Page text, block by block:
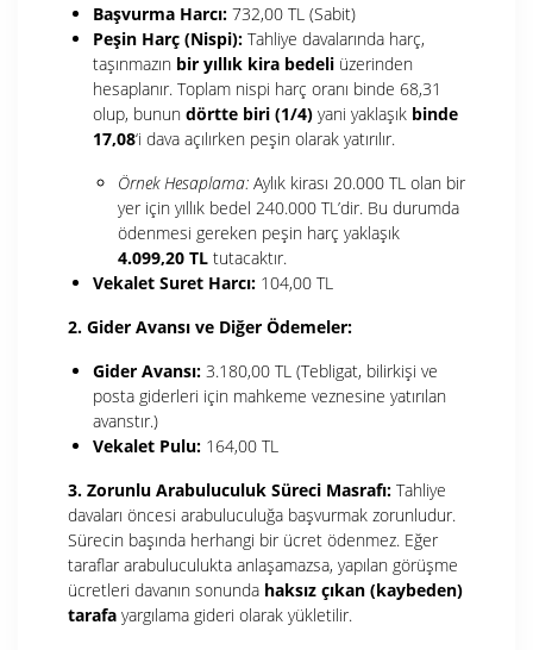
Başvurma Harcı: 732,00 TL (Sabit)
Peşin Harç (Nispi): Tahliye davalarında harç,
taşınmazın bir yıllık kira bedeli üzerinden
hesaplanır. Toplam nispi harç oranı binde 68,31
olup, bunun dörtte biri (1/4) yani yaklaşık binde
17,08‘i dava açılırken peşin olarak yatırılır.
Örnek Hesaplama: Aylık kirası 20.000 TL olan bir
yer için yıllık bedel 240.000 TL’dir. Bu durumda
ödenmesi gereken peşin harç yaklaşık
4.099,20 TL tutacaktır.
Vekalet Suret Harcı: 104,00 TL
2. Gider Avansı ve Diğer Ödemeler:
Gider Avansı: 3.180,00 TL (Tebligat, bilirkişi ve
posta giderleri için mahkeme veznesine yatırılan
avanstır.)
Vekalet Pulu: 164,00 TL
3. Zorunlu Arabuluculuk Süreci Masrafı: Tahliye
davaları öncesi arabuluculuğa başvurmak zorunludur.
Sürecin başında herhangi bir ücret ödenmez. Eğer
taraflar arabuluculukta anlaşamazsa, yapılan görüşme
ücretleri davanın sonunda haksız çıkan (kaybeden)
tarafa yargılama gideri olarak yükletilir.